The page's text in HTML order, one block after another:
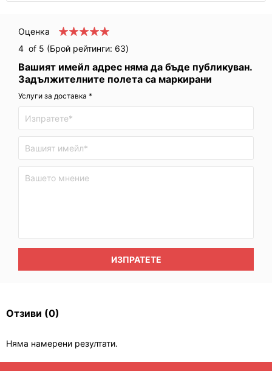
Оценка
4 of 5 (Брой рейтинги: 63)
Вашият имейл адрес няма да бъде публикуван.
Задължителните полета са маркирани
Услуги за доставка *
ИЗПРАТЕТЕ
Отзиви (0)
Няма намерени резултати.